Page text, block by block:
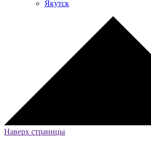
Якутск
Наверх страницы